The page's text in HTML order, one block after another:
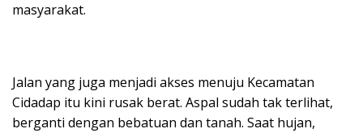
masyarakat.
Jalan yang juga menjadi akses menuju Kecamatan
Cidadap itu kini rusak berat. Aspal sudah tak terlihat,
berganti dengan bebatuan dan tanah. Saat hujan,